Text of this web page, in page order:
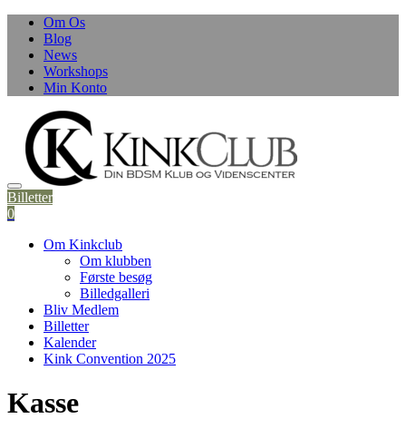
Skip
content
Om Os
Blog
News
Workshops
Min Konto
Billetter
0
Om Kinkclub
Om klubben
Første besøg
Billedgalleri
Bliv Medlem
Billetter
Kalender
Kink Convention 2025
Kasse